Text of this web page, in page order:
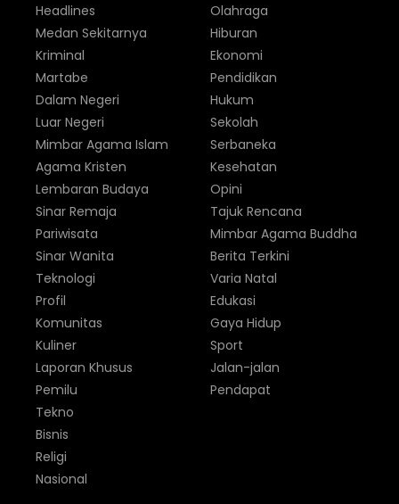
Headlines
Medan Sekitarnya
Kriminal
Martabe
Dalam Negeri
Luar Negeri
Olahraga
Hiburan
Ekonomi
Pendidikan
Hukum
Sekolah
Mimbar Agama Islam
Agama Kristen
Lembaran Budaya
Sinar Remaja
Pariwisata
Sinar Wanita
Serbaneka
Kesehatan
Opini
Tajuk Rencana
Mimbar Agama Buddha
Berita Terkini
Teknologi
Profil
Komunitas
Kuliner
Laporan Khusus
Pemilu
Varia Natal
Edukasi
Gaya Hidup
Sport
Jalan-jalan
Pendapat
Tekno
Bisnis
Religi
Nasional